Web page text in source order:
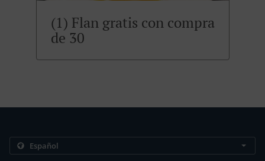
(1) Flan gratis con compra
de 30